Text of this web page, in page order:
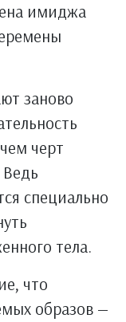
имиджа
заново
черт
специально
тела.
что
образов —